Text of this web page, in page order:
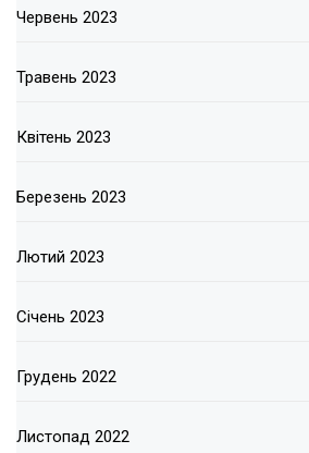
Червень 2023
Травень 2023
Квітень 2023
Березень 2023
Лютий 2023
Січень 2023
Грудень 2022
Листопад 2022